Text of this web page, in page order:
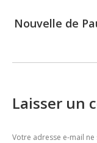
Nouvelle de
Laisser un
Votre adresse e-mail